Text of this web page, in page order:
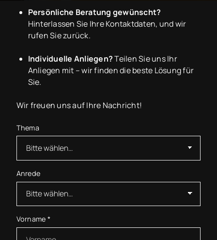
Persönliche Beratung gewünscht?
Hinterlassen Sie Ihre Kontaktdaten, und wir
rufen Sie zurück.
Individuelle Anliegen?Teilen Sie uns Ihr
Anliegen mit – wir finden die beste Lösung für
Sie.
Wir freuen uns auf Ihre Nachricht!
Thema
Anrede
Vorname *